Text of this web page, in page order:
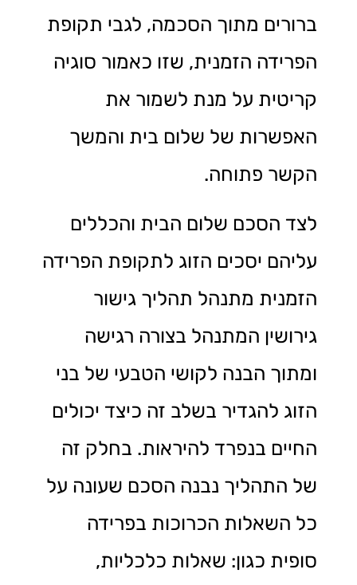
ברורים מתוך הסכמה, לגבי תקופת
הפרידה הזמנית, שזו כאמור סוגיה
קריטית על מנת לשמור את
האפשרות של שלום בית והמשך
הקשר פתוחה.
לצד הסכם שלום הבית והכללים
עליהם יסכים הזוג לתקופת הפרידה
הזמנית מתנהל תהליך גישור
גירושין המתנהל בצורה רגישה
ומתוך הבנה לקושי הטבעי של בני
הזוג להגדיר בשלב זה כיצד יכולים
החיים בנפרד להיראות. בחלק זה
של התהליך נבנה הסכם שעונה על
כל השאלות הכרוכות בפרידה
סופית כגון: שאלות כלכליות,